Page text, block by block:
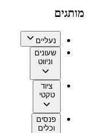
מותגים
נעליים
שעונים
וניווט
ציוד
טקטי
פנסים
וכלים